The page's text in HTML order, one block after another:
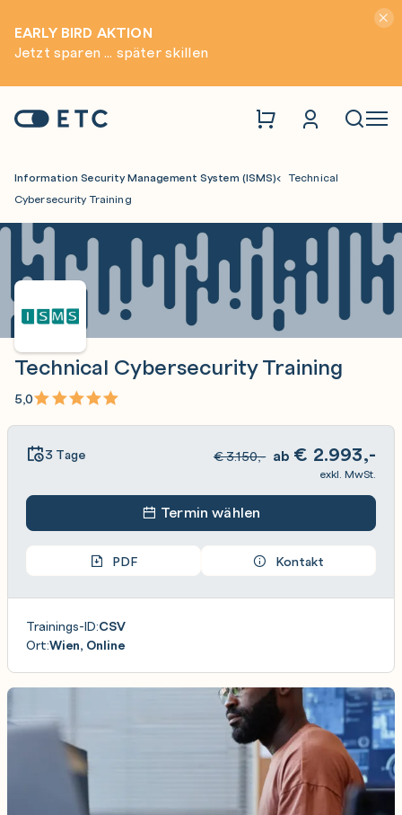
EARLY BIRD AKTION
Jetzt sparen ... später skillen
Startseite: ETC
Information Security Management System (ISMS)
Technical
Cybersecurity Training
Technical Cybersecurity Training
5,0
3 Tage €3.150,- ab € 2.993,-
exkl. MwSt.
Termin wählen
PDF Kontakt
Trainings-ID:CSV
Ort:Wien, Online